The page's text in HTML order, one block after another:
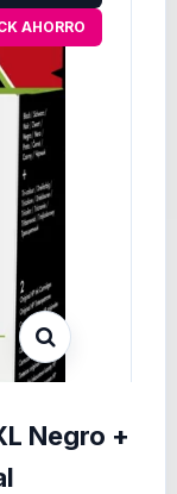
AHORRO
Negro +